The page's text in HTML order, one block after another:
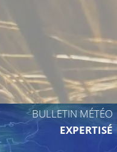
BULLETIN MÉTÉO
EXPERTISÉ